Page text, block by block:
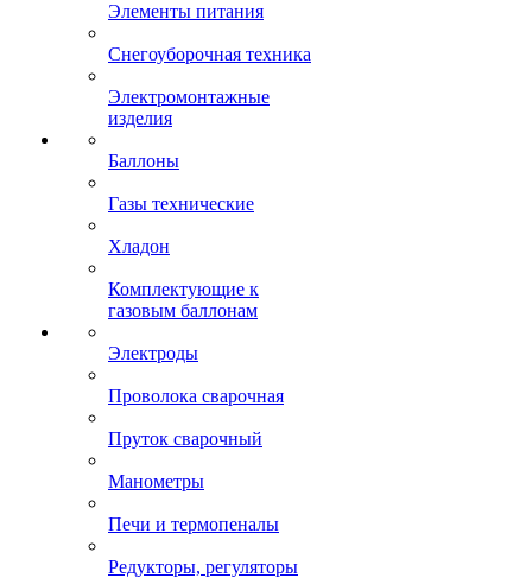
Элементы питания
Снегоуборочная техника
Электромонтажные
изделия
Баллоны
Газы технические
Хладон
Комплектующие к
газовым баллонам
Электроды
Проволока сварочная
Пруток сварочный
Манометры
Печи и термопеналы
Редукторы, регуляторы